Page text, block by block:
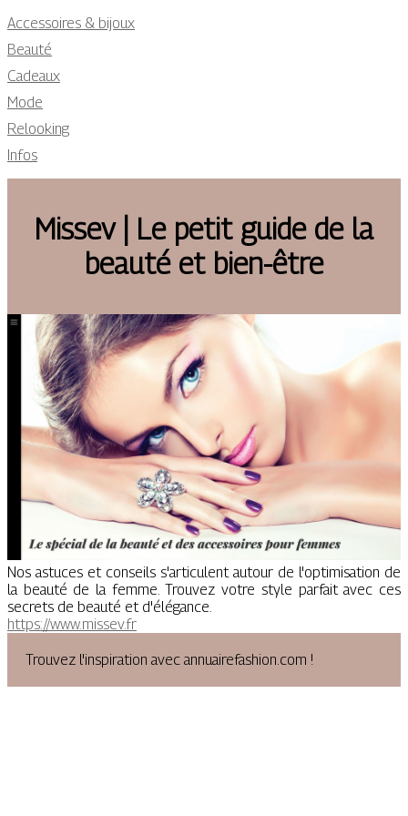
Accessoires & bijoux
Beauté
Cadeaux
Mode
Relooking
Infos
Missev | Le petit guide de la
beauté et bien-être
Nos astuces et conseils s'articulent autour de l'optimisation de
la beauté de la femme. Trouvez votre style parfait avec ces
secrets de beauté et d'élégance.
https://www.missev.fr
Trouvez l'inspiration avec annuairefashion.com !